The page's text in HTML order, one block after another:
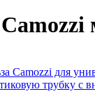
Camozzi для
трубку с